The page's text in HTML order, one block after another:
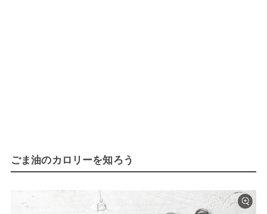
ごま油のカロリーを知ろう